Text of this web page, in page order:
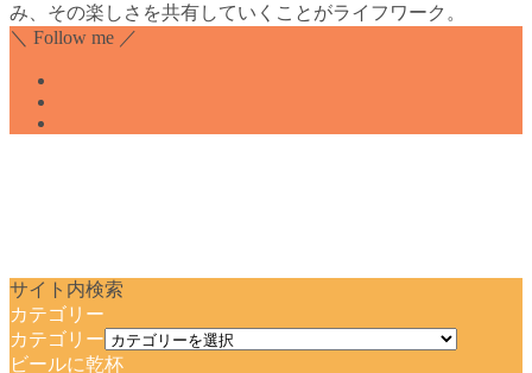
み、その楽しさを共有していくことがライフワーク。
＼ Follow me ／
サイト内検索
カテゴリー
カテゴリー
ビールに乾杯